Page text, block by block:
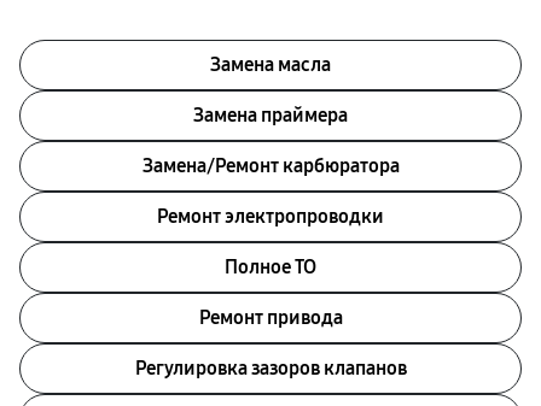
Замена масла
Замена праймера
Замена/Pемонт карбюратора
Ремонт электропроводки
Полное ТО
Ремонт привода
Регулировка зазоров клапанов